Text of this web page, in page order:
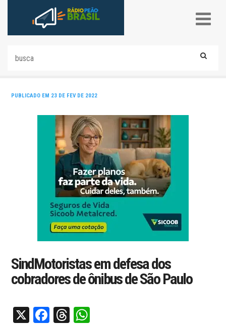
PUBLICADO EM 23 DE FEV DE 2022
SindMotoristas em defesa dos
cobradores de ônibus de São Paulo
X Facebook
Threads